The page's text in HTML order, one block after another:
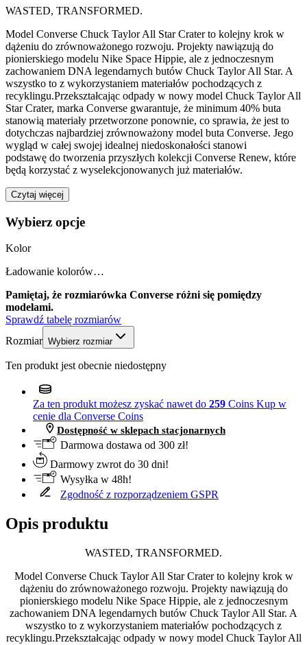
WASTED, TRANSFORMED.
Model Converse Chuck Taylor All Star Crater to kolejny krok w
dążeniu do zrównoważonego rozwoju. Projekty nawiązują do
pionierskiego modelu Nike Space Hippie, ale z jednoczesnym
zachowaniem DNA legendarnych butów Chuck Taylor All Star. A
wszystko to z wykorzystaniem materiałów pochodzących z
recyklingu.Przekształcając odpady w nowy model Chuck Taylor All
Star Crater, marka Converse gwarantuje, że minimum 40% buta
stanowią materiały przetworzone ponownie, co sprawia, że jest to
dotychczas najbardziej zrównoważony model buta Converse. Jego
wygląd w całej swojej idealnej niedoskonałości stanowi
podstawę do tworzenia przyszłych kolekcji Converse Renew, które
będą korzystać z wyselekcjonowanych już materiałów.
Czytaj więcej
Wybierz opcje
Kolor
Ładowanie kolorów…
Pamiętaj, że rozmiarówka Converse różni się pomiędzy
modelami.
Sprawdź tabelę rozmiarów
Rozmiar Wybierz rozmiar
Ten produkt jest obecnie niedostępny
Za ten produkt możesz zyskać nawet do 259 Coins Kup w
cenie dla Converse Coins
Dostępność w sklepach stacjonarnych
Darmowa dostawa od 300 zł!
Darmowy zwrot do 30 dni!
Wysyłka w 48h!
Zgodność z rozporządzeniem GSPR
Opis produktu
WASTED, TRANSFORMED.
Model Converse Chuck Taylor All Star Crater to kolejny krok w
dążeniu do zrównoważonego rozwoju. Projekty nawiązują do
pionierskiego modelu Nike Space Hippie, ale z jednoczesnym
zachowaniem DNA legendarnych butów Chuck Taylor All Star. A
wszystko to z wykorzystaniem materiałów pochodzących z
recyklingu.Przekształcając odpady w nowy model Chuck Taylor All